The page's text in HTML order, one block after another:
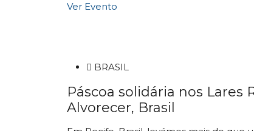
Ver Evento
BRASIL
Páscoa solidária nos Lares
Alvorecer, Brasil